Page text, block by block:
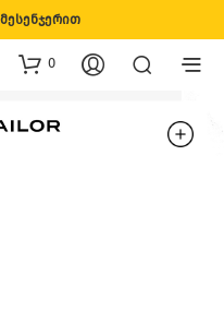
მესენჯერით
0